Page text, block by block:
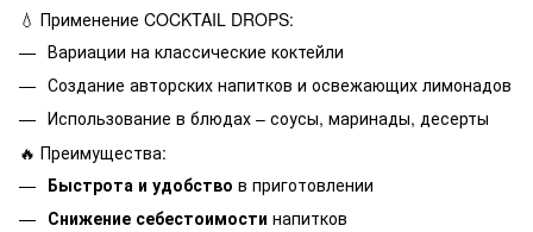
💧 Применение COCKTAIL DROPS:
Вариации на классические коктейли
Создание авторских напитков и освежающих лимонадов
Использование в блюдах – соусы, маринады, десерты
🔥 Преимущества:
Быстрота и удобство в приготовлении
Снижение себестоимости напитков